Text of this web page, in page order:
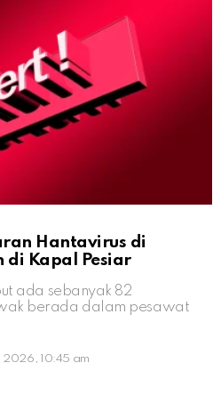
Hantavirus di
di Kapal Pesiar
ada sebanyak 82
berada dalam pesawat
2026, 10:45 am